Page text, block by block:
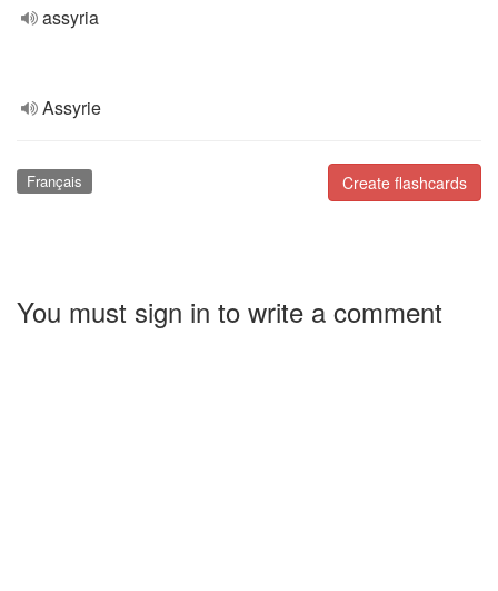
assyria
Assyrie
Create flashcards
Français
You must sign in to write a comment